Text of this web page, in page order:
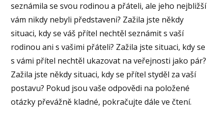
seznámila se svou rodinou a přáteli, ale jeho nejbližší
vám nikdy nebyli představeni? Zažila jste někdy
situaci, kdy se váš přítel nechtěl seznámit s vaší
rodinou ani s vašimi přáteli? Zažila jste situaci, kdy se
s vámi přítel nechtěl ukazovat na veřejnosti jako pár?
Zažila jste někdy situaci, kdy se přítel styděl za vaší
postavu? Pokud jsou vaše odpovědi na položené
otázky převážně kladné, pokračujte dále ve čtení.